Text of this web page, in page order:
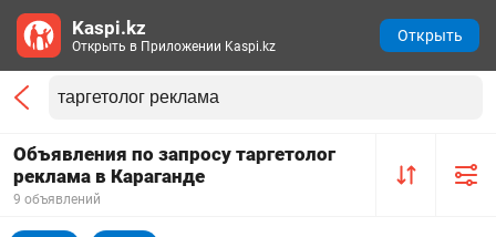
Объявления по запросу таргетолог
реклама в Караганде
9 объявлений
Kaspi.kz
Открыть в Приложении Kaspi.kz
Открыть